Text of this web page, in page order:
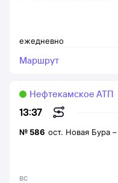
ежедневно
Маршрут
13:37
Нефтекамское АТП
вс
№ 586 ост. Новая Бура –